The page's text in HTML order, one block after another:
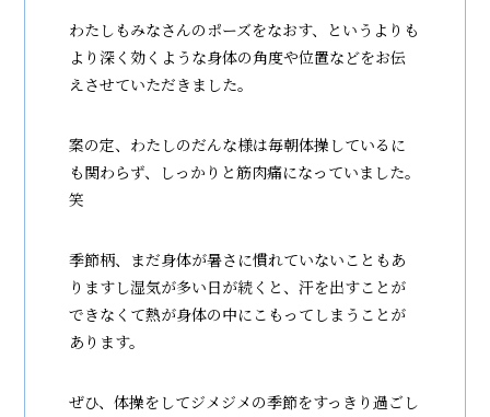
わたしもみなさんのポーズをなおす、というよりも
より深く効くような身体の角度や位置などをお伝
えさせていただきました。
案の定、わたしのだんな様は毎朝体操しているに
も関わらず、しっかりと筋肉痛になっていました。
笑
季節柄、まだ身体が暑さに慣れていないこともあ
りますし湿気が多い日が続くと、汗を出すことが
できなくて熱が身体の中にこもってしまうことが
あります。
ぜひ、体操をしてジメジメの季節をすっきり過ごし